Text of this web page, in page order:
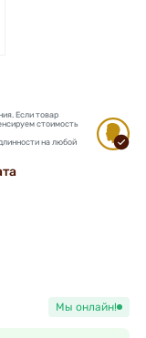
Если товар
стоимость
на любой
Мы онлайн!